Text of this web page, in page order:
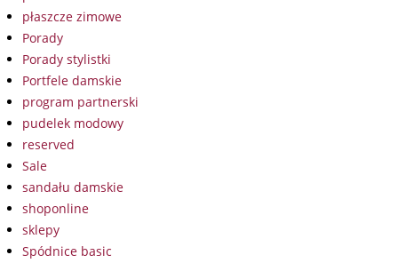
płaszcze zimowe
Porady
Porady stylistki
Portfele damskie
program partnerski
pudelek modowy
reserved
Sale
sandału damskie
shoponline
sklepy
Spódnice basic